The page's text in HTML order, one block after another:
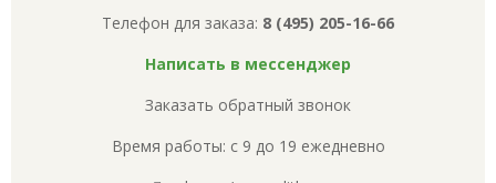
Телефон для заказа: 8 (495) 205-16-66
Написать в мессенджер
Заказать обратный звонок
Время работы: с 9 до 19 ежедневно